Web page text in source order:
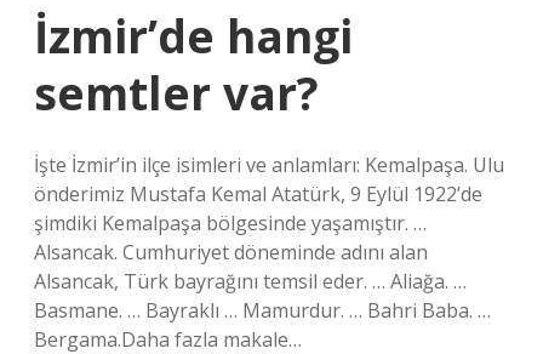
İzmir’de hangi
semtler var?
İşte İzmir’in ilçe isimleri ve anlamları: Kemalpaşa. Ulu
önderimiz Mustafa Kemal Atatürk, 9 Eylül 1922’de
şimdiki Kemalpaşa bölgesinde yaşamıştır. …
Alsancak. Cumhuriyet döneminde adını alan
Alsancak, Türk bayrağını temsil eder. … Aliağa. …
Basmane. … Bayraklı … Mamurdur. … Bahri Baba. …
Bergama.Daha fazla makale…